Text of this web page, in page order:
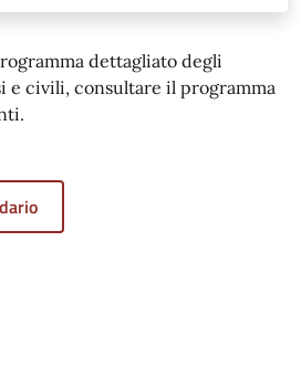
dettagliato degli
e civili, consultare il programma